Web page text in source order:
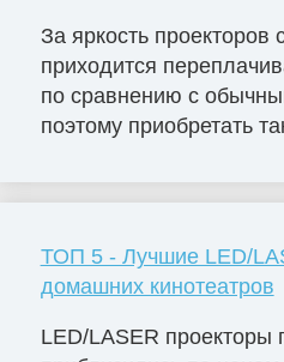
За яркость проекторов
приходится
по сравнению с
поэтому приобретать
ТОП 5 - Лучшие LED/
домашних кинотеатров
LED/LASER проекторы